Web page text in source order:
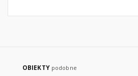
OBIEKTY podobne